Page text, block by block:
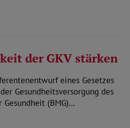
der GKV stärken
eines Gesetzes
Gesundheitsversorgung des
(BMG)…